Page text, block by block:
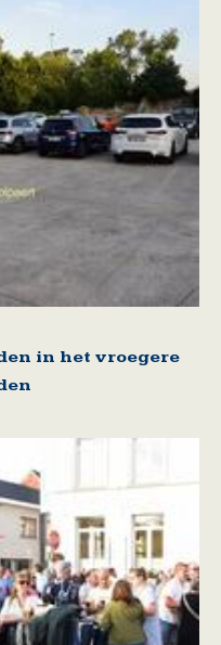
in het vroegere